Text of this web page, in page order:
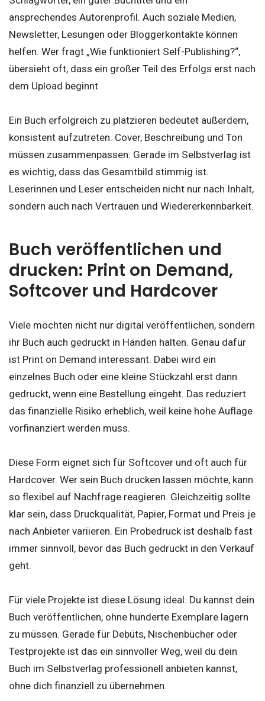
ansprechendes Autorenprofil. Auch soziale Medien,
Newsletter, Lesungen oder Bloggerkontakte können
helfen. Wer fragt „Wie funktioniert Self-Publishing?“,
übersieht oft, dass ein großer Teil des Erfolgs erst nach
dem Upload beginnt.
Ein Buch erfolgreich zu platzieren bedeutet außerdem,
konsistent aufzutreten. Cover, Beschreibung und Ton
müssen zusammenpassen. Gerade im Selbstverlag ist
es wichtig, dass das Gesamtbild stimmig ist.
Leserinnen und Leser entscheiden nicht nur nach Inhalt,
sondern auch nach Vertrauen und Wiedererkennbarkeit.
Buch veröffentlichen und
drucken: Print on Demand,
Softcover und Hardcover
Viele möchten nicht nur digital veröffentlichen, sondern
ihr Buch auch gedruckt in Händen halten. Genau dafür
ist Print on Demand interessant. Dabei wird ein
einzelnes Buch oder eine kleine Stückzahl erst dann
gedruckt, wenn eine Bestellung eingeht. Das reduziert
das finanzielle Risiko erheblich, weil keine hohe Auflage
vorfinanziert werden muss.
Diese Form eignet sich für Softcover und oft auch für
Hardcover. Wer sein Buch drucken lassen möchte, kann
so flexibel auf Nachfrage reagieren. Gleichzeitig sollte
klar sein, dass Druckqualität, Papier, Format und Preis je
nach Anbieter variieren. Ein Probedruck ist deshalb fast
immer sinnvoll, bevor das Buch gedruckt in den Verkauf
geht.
Für viele Projekte ist diese Lösung ideal. Du kannst dein
Buch veröffentlichen, ohne hunderte Exemplare lagern
zu müssen. Gerade für Debüts, Nischenbücher oder
Testprojekte ist das ein sinnvoller Weg, weil du dein
Buch im Selbstverlag professionell anbieten kannst,
ohne dich finanziell zu übernehmen.